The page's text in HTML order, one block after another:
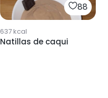
88
637kcal
Natillas de caqui